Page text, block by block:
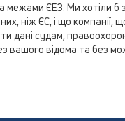
PDF 115,6KB
ЄЕЗ. Ми хотіли б
ніж ЄС, і що компанії,
дані судам,
вашого відома та без